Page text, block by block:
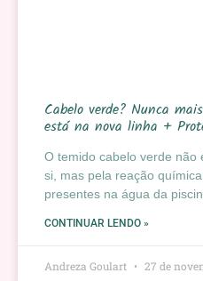
Cabelo verde? Nunca
está na nova linha +
O temido cabelo verde não
si, mas pela reação
presentes na água da
CONTINUAR LENDO »
Andreza Goulart 27 de